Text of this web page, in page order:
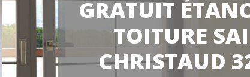
GRATUIT
TOITURE
CHRISTAUD